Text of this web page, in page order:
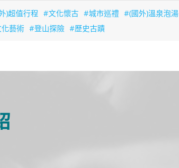
)超值行程 #文化懷古 #城市巡禮 #(國外)溫泉泡湯
藝術 #登山探險 #歷史古蹟